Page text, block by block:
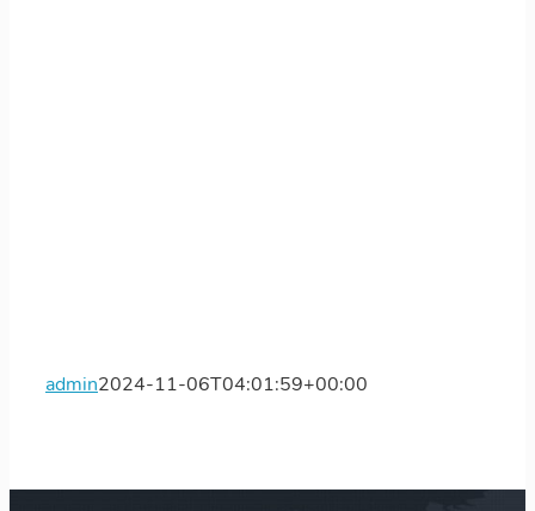
admin2024-11-06T04:01:59+00:00